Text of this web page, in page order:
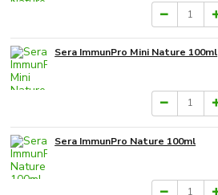
Sera ImmunPro Mini Nature 100ml
Sera ImmunPro Nature 100ml